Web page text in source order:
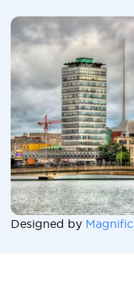
Designed by Magnific